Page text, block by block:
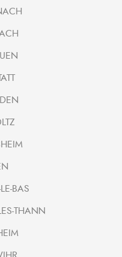
BAS
THANN